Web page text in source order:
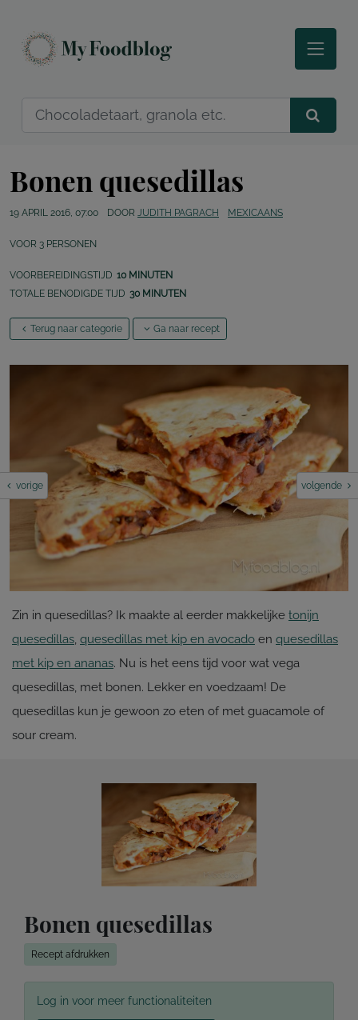
Bonen quesedillas
19 APRIL 2016, 07:00 DOOR JUDITH PAGRACH MEXICAANS
VOOR 3 PERSONEN
VOORBEREIDINGSTIJD 10 MINUTEN
TOTALE BENODIGDE TIJD 30 MINUTEN
Terug naar categorie Ga naar recept
vorige volgende
Zin in quesedillas? Ik maakte al eerder makkelijke tonijn
quesedillas, quesedillas met kip en avocado en quesedillas
met kip en ananas. Nu is het eens tijd voor wat vega
quesedillas, met bonen. Lekker en voedzaam! De
quesedillas kun je gewoon zo eten of met guacamole of
sour cream.
Bonen quesedillas
Recept afdrukken
Log in voor meer functionaliteiten